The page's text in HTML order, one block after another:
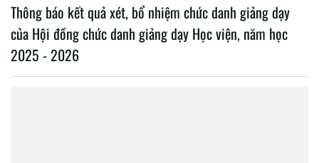
Thông báo kết quả xét, bổ nhiệm chức danh giảng dạy
của Hội đồng chức danh giảng dạy Học viện, năm học
2025 - 2026